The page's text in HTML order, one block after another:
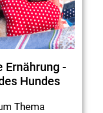
Ernährung -
Hundes
Thema